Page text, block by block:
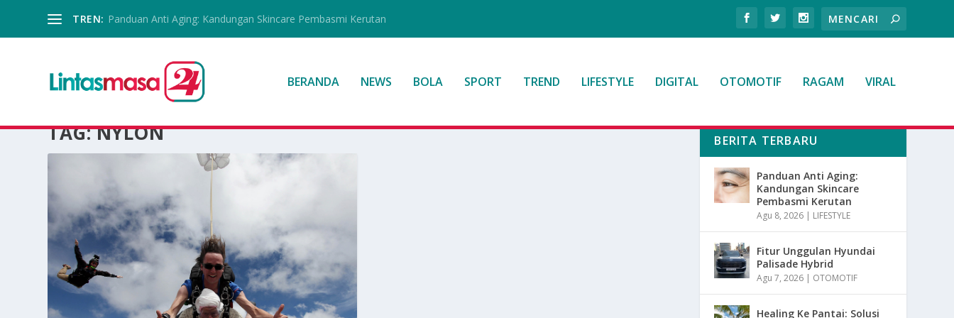
TREN: Panduan Anti Aging: Kandungan Skincare Pembasmi Kerutan
BERANDA NEWS BOLA SPORT TREND LIFESTYLE DIGITAL OTOMOTIF RAGAM VIRAL
TAG:NYLON BERITA TERBARU
Panduan Anti Aging:
Kandungan Skincare
Pembasmi Kerutan
Agu 8, 2026 | LIFESTYLE
Fitur Unggulan Hyundai
Palisade Hybrid
Agu 7, 2026 | OTOMOTIF
Healing Ke Pantai: Solusi